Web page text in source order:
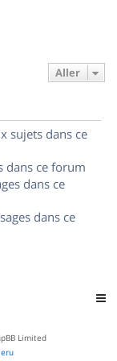
Aller
sujets dans ce
dans ce forum
dans ce
dans ce
Limited